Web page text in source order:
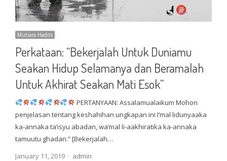
Mutiara Hadits
Perkataan: “Bekerjalah Untuk Duniamu
Seakan Hidup Selamanya dan Beramalah
Untuk Akhirat Seakan Mati Esok”
PERTANYAAN: Assalamualaikum Mohon
penjelasan tentang keshahihan ungkapan ini I’mal lidunyaaka
ka-annaka ta’isyu abadan, wa’mal li-aakhiratika ka-annaka
tamuutu ghadan.” [Bekerjalah…
January 11, 2019
Author
admin